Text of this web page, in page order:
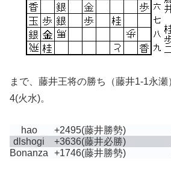
まで、藤井王将の勝ち（藤井1-1永
4(火水)。
hao +2495(藤井勝勢)
dlshogi
+3636(藤井必勝)
Bonanza
+1746(藤井勝勢)